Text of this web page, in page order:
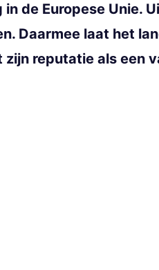
de Europese Unie.
Daarmee laat het
reputatie als een